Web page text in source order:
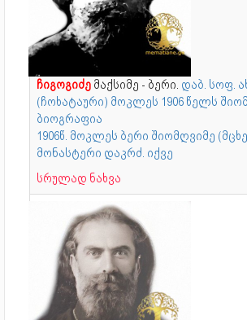
ჩიგოგიძე მაქსიმე - ბერი. დაბ. სოფ.
(ჩოხატაური) მოკლეს 1906 წელს
ბიოგრაფია
1906წ. მოკლეს ბერი შიომღვიმე
მონასტერი დაკრძ. იქვე
სრულად ნახვა